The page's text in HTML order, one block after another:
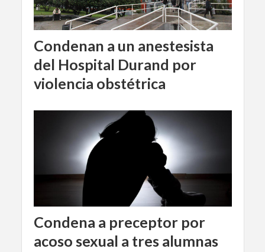
Condenan a un anestesista
del Hospital Durand por
violencia obstétrica
Condena a preceptor por
acoso sexual a tres alumnas